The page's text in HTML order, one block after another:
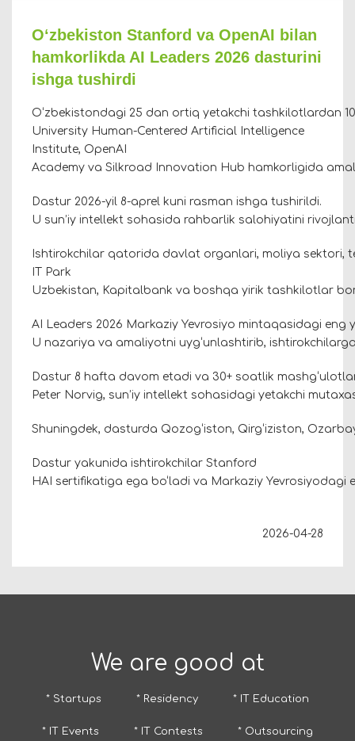
O‘zbekiston Stanford va OpenAI bilan
hamkorlikda AI Leaders 2026 dasturini
ishga tushirdi
O‘zbekistondagi 25 dan ortiq yetakchi tashkilotlardan
University Human-Centered Artificial Intelligence
Institute, OpenAI
Academy va Silkroad Innovation Hub hamkorligida
Dastur 2026-yil 8-aprel kuni rasman ishga tushirildi.
U sun’iy intellekt sohasida rahbarlik salohiyatini
Ishtirokchilar qatorida davlat organlari, moliya sektori,
IT Park
Uzbekistan, Kapitalbank va boshqa yirik tashkilotlar
AI Leaders 2026 Markaziy Yevrosiyo mintaqasidagi
U nazariya va amaliyotni uyg‘unlashtirib,
Dastur 8 hafta davom etadi va 30+ soatlik
Peter Norvig, sun’iy intellekt sohasidagi yetakchi
Shuningdek, dasturda Qozog‘iston, Qirg‘iziston,
Dastur yakunida ishtirokchilar Stanford
HAI sertifikatiga ega bo‘ladi va Markaziy
2026-04-28
We are good at
* Startups * Residency * IT Education
* IT Events * IT Contests * Outsourcing